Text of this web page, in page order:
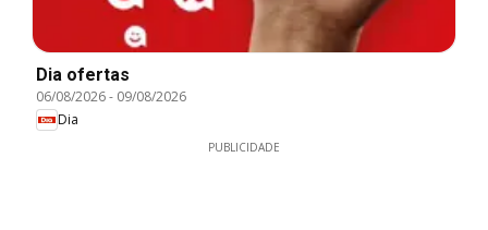
Dia ofertas
06/08/2026- 09/08/2026
Dia
PUBLICIDADE